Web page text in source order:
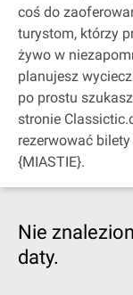
coś do
turystom, którzy
żywo w
planujesz
po prostu
stronie
rezerwować
{MIASTIE}.
Nie
daty.